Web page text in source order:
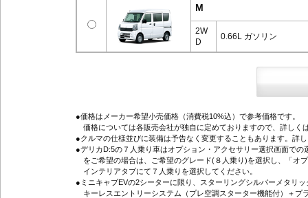
M
2W
D
0.66L ガソリン
●価格はメーカー希望小売価格（消費税10%込）で参考価格です。
価格については各販売会社が独自に定めておりますので、詳しく
●クルマの仕様並びに装備は予告なく変更することもあります。詳
●デリカD:5の７人乗り車はオプション・アクセサリー選択画面での
をご希望の場合は、ご希望のグレード(８人乗り)を選択し、「オ
インテリアタブにて７人乗りを選択してください。
●ミニキャブEVの2シーターに限り、スターリングシルバーメタリ
キーレスエントリーシステム（プレ空調スターター機能付）＋プ